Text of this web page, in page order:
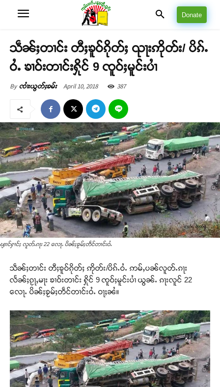
Donate
သဵၼ်ႈတၢင်း တီႈၶူဝ်ၵိုတ်ႈ ၺႃးဢိုတ်း/ ပိၵ်ႉ
ဝႆႉ ၶၢဝ်းတၢင်းႁိုင် 9 ၸူဝ်ႈမူင်းပၢႆ
By ၸၢႆးယွတ်ႈၶမ်း April 10, 2018 387
ၾၢင်ႁၢင်ႈ လူတ်ႉၵႃး 22 လေႃႉ ပိၼ်ႈၶႂမ်ႈတဵင်တၢင်းဝႆႉ
သဵၼ်ႈတၢင်း တီႈၶူဝ်ၵိုတ်ႈ ဢိုတ်း/ပိၵ်ႉဝႆႉ ဢမ်ႇပၼ်လူတ်ႉၵႃး
လႅၼ်ႈၵႂႃႇမႃး ၶၢဝ်းတၢင်း ႁိုင် 9 ၸူဝ်ႈမူင်းပၢႆ ယွၼ်ႉ ၵႃးလူင် 22
လေႃႉ ပိၼ်ႈၶႂမ်ႈတဵင်တၢင်းဝႆႉ ဝႃႈၼႆ။